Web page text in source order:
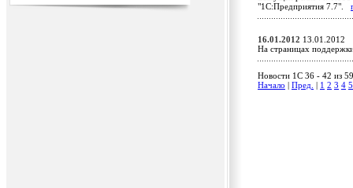
"1С:Предприятия 7.7".
16.01.2012 13.01.2012
На страницах
Новости 1C 36 - 42 из
Начало
Пред. 1 2 3 4 5